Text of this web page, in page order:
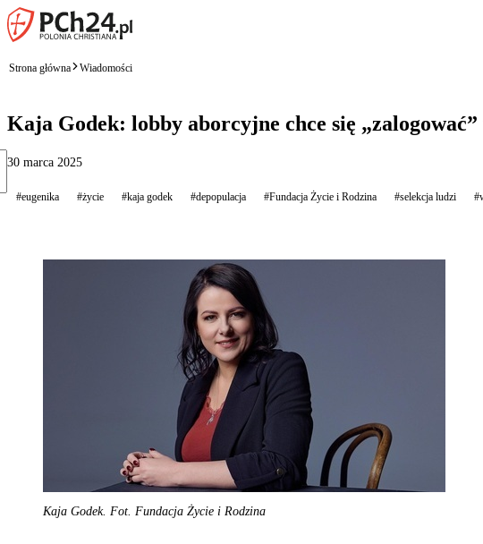
Strona główna Wiadomości
Kaja Godek: lobby aborcyjne chce się
30 marca 2025
#eugenika #życie #kaja godek #depopulacja #Fundacja Życie i Rodzina #selekcja ludzi
Kaja Godek. Fot. Fundacja Życie i Rodzina